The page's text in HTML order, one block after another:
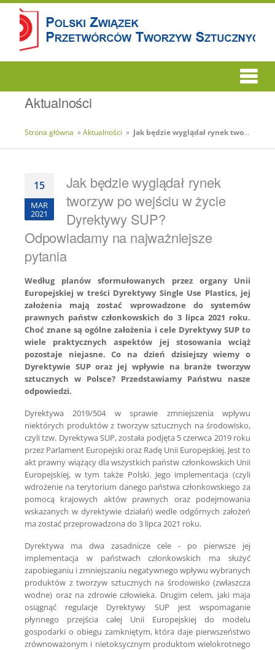
Aktualności
Strona główna »Aktualności » Jak będzie wyglądał rynek tworzyw po wejściu w życie Dyrektywy SUP? Odpowiadamy na najważniejsze pytania
15
MAR
2021
Jak będzie wyglądał rynek
tworzyw po wejściu w życie
Dyrektywy SUP?
Odpowiadamy na najważniejsze
pytania
Według planów sformułowanych przez organy Unii
Europejskiej w treści Dyrektywy Single Use Plastics, jej
założenia mają zostać wprowadzone do systemów
prawnych państw członkowskich do 3 lipca 2021 roku.
Choć znane są ogólne założenia i cele Dyrektywy SUP to
wiele praktycznych aspektów jej stosowania wciąż
pozostaje niejasne. Co na dzień dzisiejszy wiemy o
Dyrektywie SUP oraz jej wpływie na branże tworzyw
sztucznych w Polsce? Przedstawiamy Państwu nasze
odpowiedzi.
Dyrektywa 2019/504 w sprawie zmniejszenia wpływu
niektórych produktów z tworzyw sztucznych na środowisko,
czyli tzw. Dyrektywa SUP, została podjęta 5 czerwca 2019 roku
przez Parlament Europejski oraz Radę Unii Europejskiej. Jest to
akt prawny wiążący dla wszystkich państw członkowskich Unii
Europejskiej, w tym także Polski. Jego implementacja (czyli
wdrożenie na terytorium danego państwa członkowskiego za
pomocą krajowych aktów prawnych oraz podejmowania
wskazanych w dyrektywie działań) wedle odgórnych założeń
ma zostać przeprowadzona do 3 lipca 2021 roku.
Dyrektywa ma dwa zasadnicze cele - po pierwsze jej
implementacja w państwach członkowskich ma służyć
zapobieganiu i zmniejszaniu negatywnego wpływu wybranych
produktów z tworzyw sztucznych na środowisko (zwłaszcza
wodne) oraz na zdrowie człowieka. Drugim celem, jaki maja
osiągnąć regulacje Dyrektywy SUP jest wspomaganie
płynnego przejścia całej Unii Europejskiej do modelu
gospodarki o obiegu zamkniętym, która daje pierwszeństwo
zrównoważonym i nietoksycznym produktom wielokrotnego